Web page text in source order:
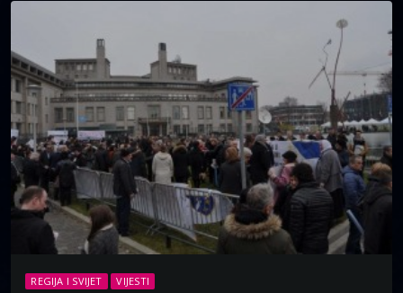
REGIJA I SVIJET VIJESTI